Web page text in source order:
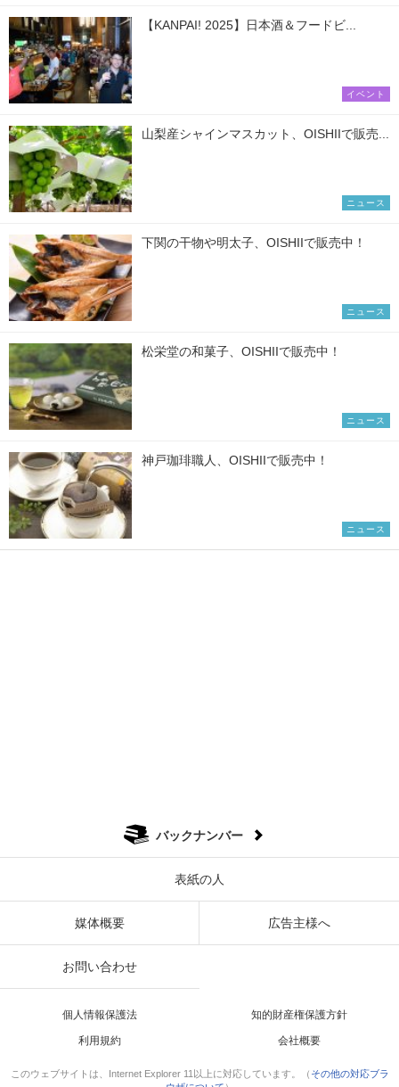
【KANPAI! 2025】日本酒＆フードビ...
イベント
山梨産シャインマスカット、OISHIIで販売...
ニュース
下関の干物や明太子、OISHIIで販売中！
ニュース
松栄堂の和菓子、OISHIIで販売中！
ニュース
神戸珈琲職人、OISHIIで販売中！
ニュース
バックナンバー
表紙の人
媒体概要 広告主様へ
お問い合わせ
個人情報保護法 知的財産権保護方針
利用規約 会社概要
このウェブサイトは、Internet Explorer 11以上に対応しています。（ その他の対応ブラ